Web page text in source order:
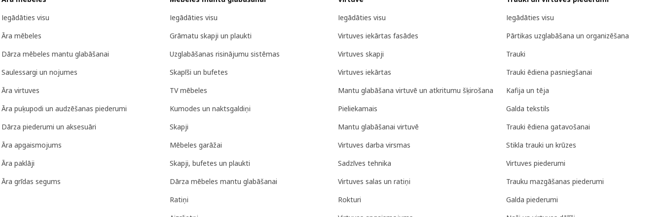
Iegādāties visu
Āra mēbeles
Dārza mēbeles mantu glabāšanai
Saulessargi un nojumes
Āra virtuves
Āra puķupodi un audzēšanas piederumi
Dārza piederumi un aksesuāri
Āra apgaismojums
Āra paklāji
Āra grīdas segums
Iegādāties visu
Grāmatu skapji un plaukti
Uzglabāšanas risinājumu sistēmas
Skapīši un bufetes
TV mēbeles
Kumodes un naktsgaldiņi
Skapji
Mēbeles garāžai
Skapji, bufetes un plaukti
Dārza mēbeles mantu glabāšanai
Ratiņi
Iegādāties visu
Virtuves iekārtas fasādes
Virtuves skapji
Virtuves iekārtas
Mantu glabāšana virtuvē un atkritumu šķirošana
Pieliekamais
Mantu glabāšanai virtuvē
Virtuves darba virsmas
Sadzīves tehnika
Virtuves salas un ratiņi
Rokturi
Iegādāties visu
Pārtikas uzglabāšana un organizēšana
Trauki
Trauki ēdiena pasniegšanai
Kafija un tēja
Galda tekstils
Trauki ēdiena gatavošanai
Stikla trauki un krūzes
Virtuves piederumi
Trauku mazgāšanas piederumi
Galda piederumi